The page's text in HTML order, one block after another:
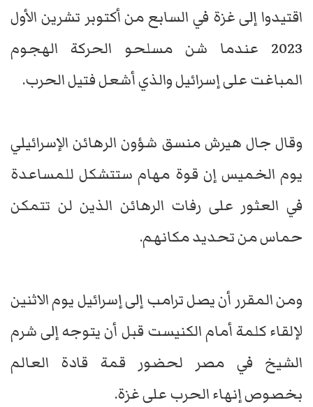
اقتيدوا إلى غزة في السابع من أكتوبر تشرين الأول
2023 عندما شن مسلحو الحركة الهجوم
المباغت على إسرائيل والذي أشعل فتيل الحرب.
وقال جال هيرش منسق شؤون الرهائن الإسرائيلي
يوم الخميس إن قوة مهام ستتشكل للمساعدة
في العثور على رفات الرهائن الذين لن تتمكن
حماس من تحديد مكانهم.
ومن المقرر أن يصل ترامب إلى إسرائيل يوم الاثنين
لإلقاء كلمة أمام الكنيست قبل أن يتوجه إلى شرم
الشيخ في مصر لحضور قمة قادة العالم
بخصوص إنهاء الحرب على غزة.